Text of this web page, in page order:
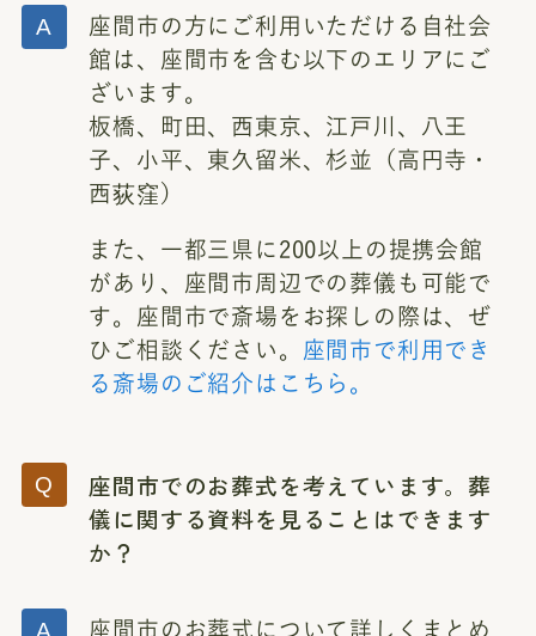
座間市の方にご利用いただける自社会
館は、座間市を含む以下のエリアにご
ざいます。
板橋、町田、西東京、江戸川、八王
子、小平、東久留米、杉並（高円寺・
西荻窪）
また、一都三県に200以上の提携会館
があり、座間市周辺での葬儀も可能で
す。座間市で斎場をお探しの際は、ぜ
ひご相談ください。
座間市で利用でき
る斎場のご紹介はこちら。
座間市でのお葬式を考えています。葬
儀に関する資料を見ることはできます
か？
座間市のお葬式について詳しくまとめ